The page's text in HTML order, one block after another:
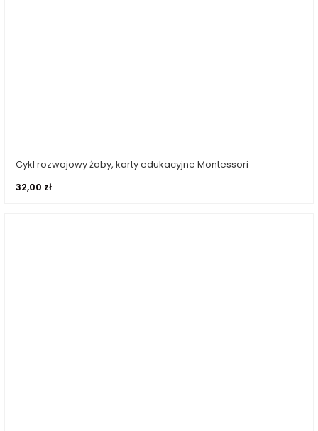
Dodaj do koszyka
Cykl rozwojowy żaby, karty edukacyjne Montessori
32,00 zł